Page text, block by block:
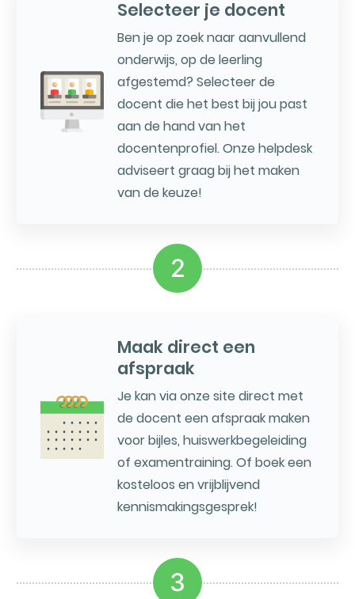
Selecteer je docent
Ben je op zoek naar aanvullend
onderwijs, op de leerling
afgestemd? Selecteer de
docent die het best bij jou past
aan de hand van het
docentenprofiel. Onze helpdesk
adviseert graag bij het maken
van de keuze!
2
Maak direct een
afspraak
Je kan via onze site direct met
de docent een afspraak maken
voor bijles, huiswerkbegeleiding
of examentraining. Of boek een
kosteloos en vrijblijvend
kennismakingsgesprek!
3